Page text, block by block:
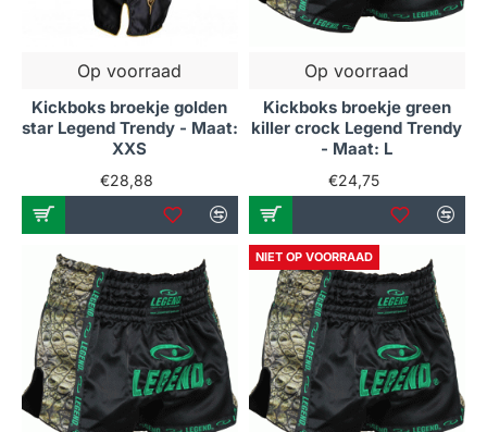
Op voorraad
Kickboks broekje golden
star Legend Trendy - Maat:
XXS
€28,88
Op voorraad
Kickboks broekje green
killer crock Legend Trendy
- Maat: L
€24,75
NIET OP VOORRAAD